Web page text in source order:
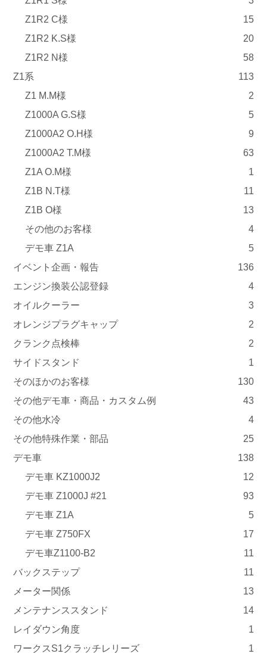
Z1R2 C様
15
Z1R2 K.S様
20
Z1R2 N様
58
Z1系
113
Z1 M.M様
2
Z1000A G.S様
5
Z1000A2 O.H様
9
Z1000A2 T.M様
63
Z1A O.M様
1
Z1B N.T様
11
Z1B O様
13
その他のお客様
4
デモ車 Z1A
5
イベント企画・報告
136
エンジン換装公認登録
4
オイルクーラー
3
オレンジプラグキャップ
2
クランク点検棒
2
サイドスタンド
1
そのほかのお客様
130
その他デモ車・商品・カスタム例
43
その他水冷
4
その他特殊作業・部品
25
デモ車
138
デモ車 KZ1000J2
12
デモ車 Z1000J #21
93
デモ車 Z1A
5
デモ車 Z750FX
17
デモ車Z1100-B2
11
バックステップ
11
メーター関係
13
メンテナンススタンド
14
レイダウン角度
1
ワークスS1クラッチレリーズ
1